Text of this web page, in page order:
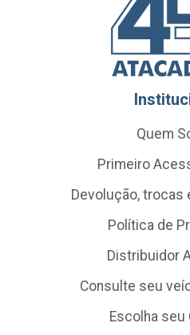
Quem
Primeiro
Devolução, trocas
Política de
Distribuidor
Consulte seu
Escolha seu